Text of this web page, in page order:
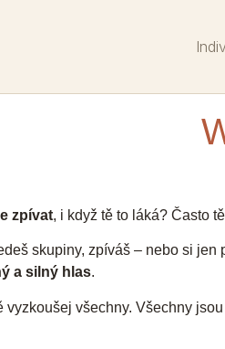
zpívat, i když tě to láká? Často tě
skupiny, zpíváš – nebo si
a silný hlas.
vyzkoušej všechny. Všechny